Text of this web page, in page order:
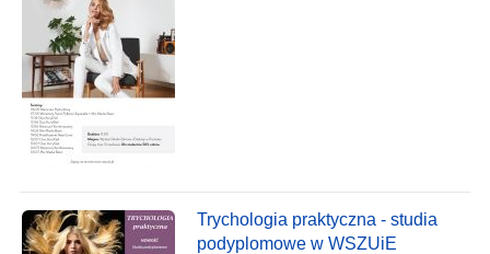
Trychologia praktyczna - studia
podyplomowe w WSZUiE